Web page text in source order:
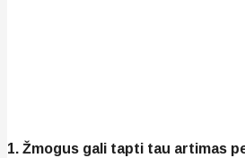
1. Žmogus gali tapti tau artimas